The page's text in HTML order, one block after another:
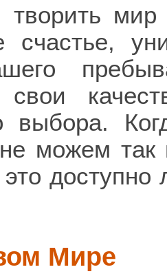
мир
счастье,
свои
выбора.
можем так
это
Мире